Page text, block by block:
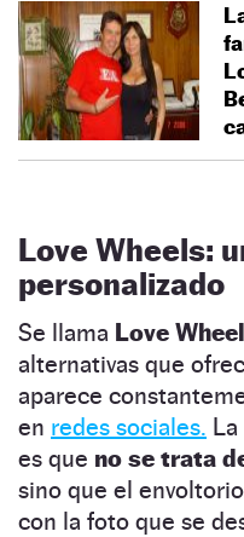
Love Wheels:
personalizado
Se llama Love
alternativas que
aparece
en redes sociales.
es que no se trata
sino que el
con la foto que se